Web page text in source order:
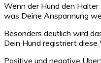
Wenn der Hund den
was Deine Anspannung
Besonders deutlich wird
Dein Hund registriert
Positive und negative